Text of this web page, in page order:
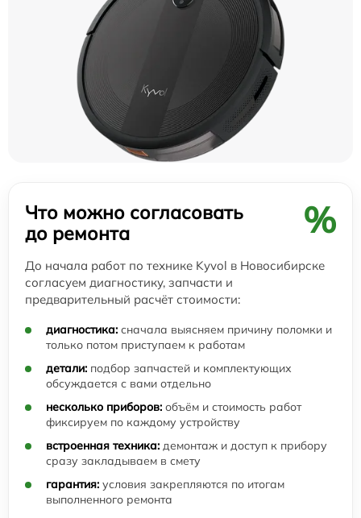
Что можно согласовать
до ремонта
%
До начала работ по технике Kyvol в Новосибирске
согласуем диагностику, запчасти и
предварительный расчёт стоимости:
диагностика: сначала выясняем причину поломки и
только потом приступаем к работам
детали: подбор запчастей и комплектующих
обсуждается с вами отдельно
несколько приборов: объём и стоимость работ
фиксируем по каждому устройству
встроенная техника: демонтаж и доступ к прибору
сразу закладываем в смету
гарантия: условия закрепляются по итогам
выполненного ремонта